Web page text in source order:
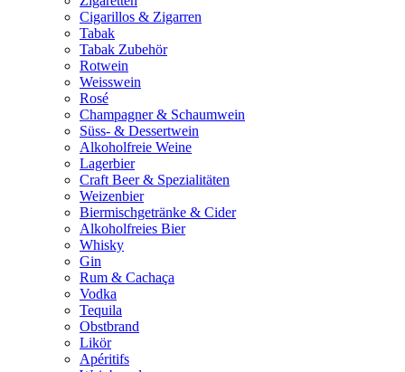
Cigarillos & Zigarren
Tabak
Tabak Zubehör
Rotwein
Weisswein
Rosé
Champagner & Schaumwein
Süss- & Dessertwein
Alkoholfreie Weine
Lagerbier
Craft Beer & Spezialitäten
Weizenbier
Biermischgetränke & Cider
Alkoholfreies Bier
Whisky
Gin
Rum & Cachaça
Vodka
Tequila
Obstbrand
Likör
Apéritifs